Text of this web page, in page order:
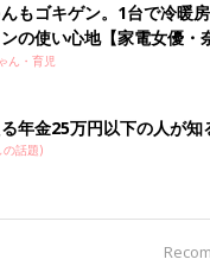
もゴキゲン。1台で冷暖
の使い心地【家電女優・
ん・育児
年金25万円以下の人が知
の話題)